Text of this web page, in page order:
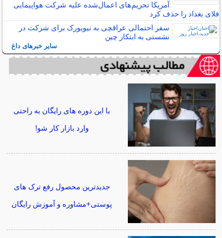
آمریکا تحریم‌های اعمال‌شده علیه شرکت هواپیمایی
فلای بغداد را حذف کرد
سفر احتمالی عراقچی به نیویورک برای شرکت در
نشستی به ابتکار چین
سایر خبرهای داغ
با این دوره های رایگان به راحتی
وارد بازار کار شو!
جدیدترین محصول رفع ترک های
پوستی+مشاوره و آموزش رایگان